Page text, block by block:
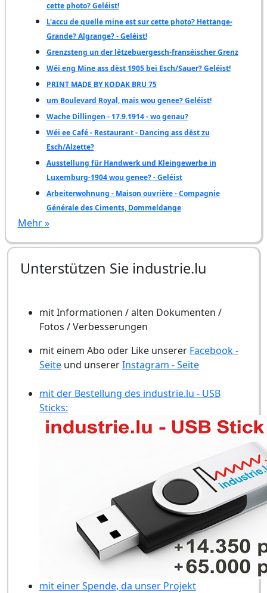
cette photo? Geléist!
L'accu de quelle mine est sur cette photo? Hettange-
Grande? Algrange? - Geléist!
Grenzsteng un der lëtzebuergesch-franséischer Grenz
Wéi eng Mine ass dëst 1905 bei Esch/Sauer? Geléist!
PRINT MADE BY KODAK BRU 75
um Boulevard Royal, mais wou genee? Geléist!
Wache Dillingen - 17.9.1914 - wo genau?
Wéi ee Café - Restaurant - Dancing ass dëst zu
Esch/Alzette?
Ausstellung für Handwerk und Kleingewerbe in
Luxemburg-1904 wou genee? - Geléist
Arbeiterwohnung - Maison ouvrière - Compagnie
Générale des Ciments, Dommeldange
Mehr »
Unterstützen Sie industrie.lu
mit Informationen / alten Dokumenten /
Fotos / Verbesserungen
mit einem Abo oder Like unserer Facebook -
Seite und unsererInstagram - Seite
mit der Bestellung des industrie.lu - USB
Sticks:
mit einer Spende, da unser Projekt